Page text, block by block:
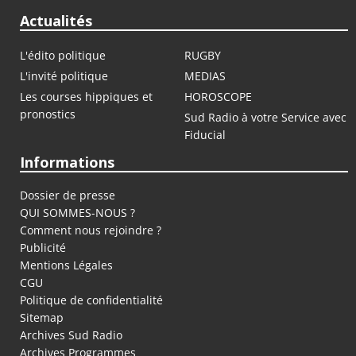
Actualités
L'édito politique
RUGBY
L'invité politique
MEDIAS
Les courses hippiques et
pronostics
HOROSCOPE
Sud Radio à votre Service avec
Fiducial
Informations
Dossier de presse
QUI SOMMES-NOUS ?
Comment nous rejoindre ?
Publicité
Mentions Légales
CGU
Politique de confidentialité
Sitemap
Archives Sud Radio
Archives Programmes